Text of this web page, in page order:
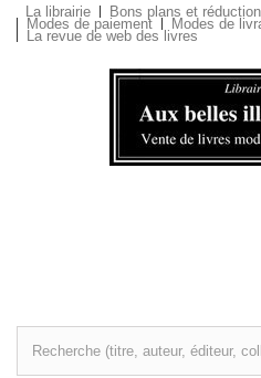
La librairie Bons plans et
Modes de paiement Modes de
La revue de web des livres